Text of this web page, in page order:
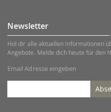
Newsletter
Hol dir alle aktuellen Informationen
Angebote. Melde dich heute für den
Email Adresse eingeben